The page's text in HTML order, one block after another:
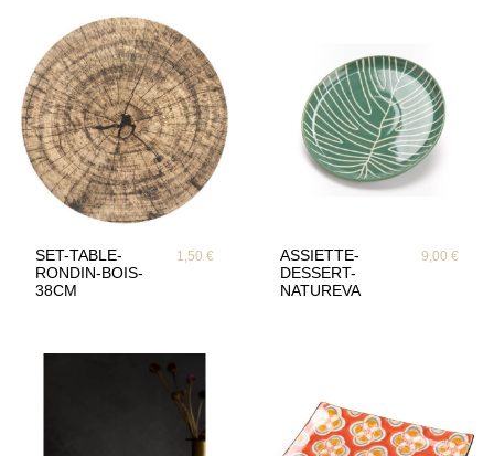
SET-TABLE-
RONDIN-BOIS-
38CM
1,50 €
ASSIETTE-
DESSERT-
NATUREVA
9,00 €